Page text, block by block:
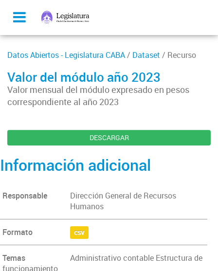
Datos Abiertos - Legislatura CABA/ Dataset / Recurso
Valor del módulo año 2023
Valor mensual del módulo expresado en pesos
correspondiente al año 2023
DESCARGAR
Información adicional
Responsable
Dirección General de Recursos
Humanos
Formato csv
Temas
Administrativo contable Estructura de
funcionamiento